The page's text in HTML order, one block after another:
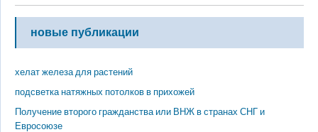
новые публикации
хелат железа для растений
подсветка натяжных потолков в прихожей
Получение второго гражданства или ВНЖ в странах СНГ и
Евросоюзе